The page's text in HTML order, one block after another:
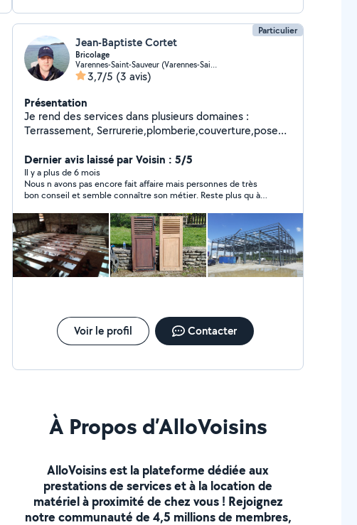
Particulier
Jean-Baptiste Cortet
Bricolage
Varennes-Saint-Sauveur (Varennes-Saint-Sauveur)
3,7/5 (3 avis)
Présentation
Je rend des services dans plusieurs domaines :
Terrassement, Serrurerie,plomberie,couverture,pose
Dernier avis laissé par Voisin : 5/5
Il y a plus de 6 mois
Nous n avons pas encore fait affaire mais personnes de très
bon conseil et semble connaître son métier. Reste plus qu à
Voir le profil Contacter
À Propos d’AlloVoisins
AlloVoisins est la plateforme dédiée aux
prestations de services et à la location de
matériel à proximité de chez vous ! Rejoignez
notre communauté de 4,5 millions de membres,